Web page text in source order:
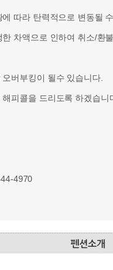
따라 탄력적으로 변동될
차액으로 인하여 취소/환
버부킹이 될수 있습니다.
피콜을 드리도록 하겠습니
4970